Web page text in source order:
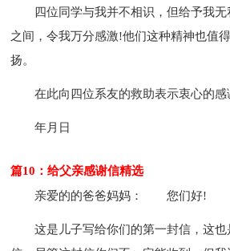
四位同学与我并不相识，但给予我
之间，令我万分感激!他们这种精神也值
扬。
在此向四位系友的救助表示衷心的感
年月日
篇10：给父亲感谢信精选
亲爱的的爸爸妈妈：
您们好!
这是儿子写给你们的第一封信，这